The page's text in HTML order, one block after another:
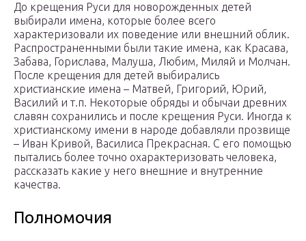
До крещения Руси для новорожденных детей
выбирали имена, которые более всего
характеризовали их поведение или внешний облик.
Распространенными были такие имена, как Красава,
Забава, Горислава, Малуша, Любим, Миляй и Молчан.
После крещения для детей выбирались
христианские имена – Матвей, Григорий, Юрий,
Василий и т.п. Некоторые обряды и обычаи древних
славян сохранились и после крещения Руси. Иногда к
христианскому имени в народе добавляли прозвище
– Иван Кривой, Василиса Прекрасная. С его помощью
пытались более точно охарактеризовать человека,
рассказать какие у него внешние и внутренние
качества.
Полномочия